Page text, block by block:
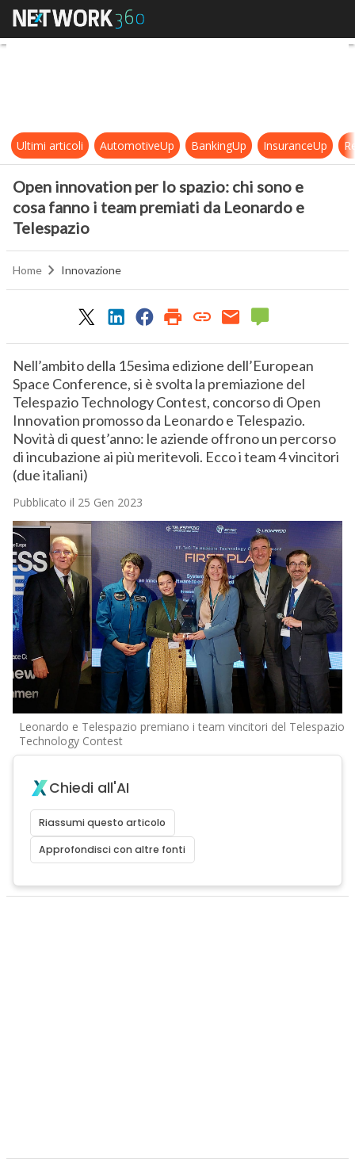
Open innovation per lo spazio: chi
Ultimi articoli AutomotiveUp BankingUp InsuranceUp
Open innovation per lo spazio: chi sono e
cosa fanno i team premiati da Leonardo e
Telespazio
Home Innovazione
Nell’ambito della 15esima edizione dell’European
Space Conference, si è svolta la premiazione del
Telespazio Technology Contest, concorso di Open
Innovation promosso da Leonardo e Telespazio.
Novità di quest’anno: le aziende offrono un percorso
di incubazione ai più meritevoli. Ecco i team 4 vincitori
(due italiani)
Pubblicato il 25 Gen 2023
Leonardo e Telespazio premiano i team vincitori del Telespazio
Technology Contest
Chiedi all'AI
Riassumi questo articolo
Approfondisci con altre fonti